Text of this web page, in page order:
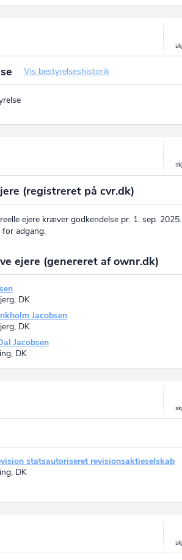
Vis bestyrelseshistorik
(registreret på cvr.dk)
ejere kræver godkendelse pr. 1. sep. 2025.
for adgang.
ejere (genereret af ownr.dk)
DK
Jacobsen
DK
Jacobsen
DK
statsautoriseret revisionsaktieselskab
DK